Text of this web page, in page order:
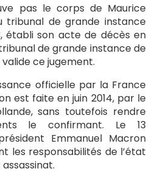
pas le corps de Maurice
tribunal de grande instance
établi son acte de décès en
tribunal de grande instance de
valide ce jugement.
officielle par la France
est faite en juin 2014, par le
sans toutefois rendre
le confirmant. Le 13
Emmanuel Macron
les responsabilités de l’état